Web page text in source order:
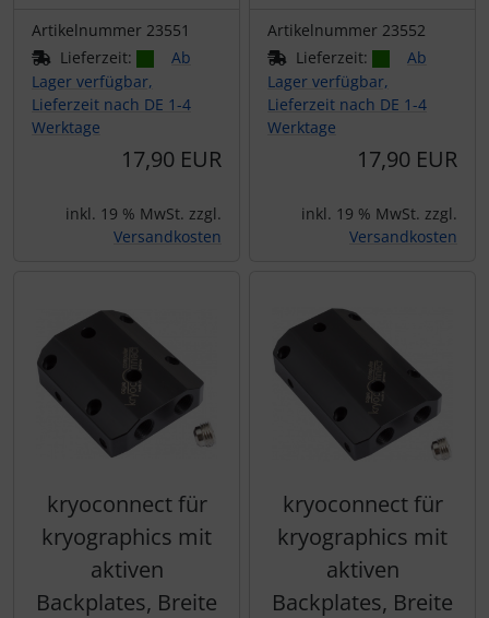
Artikelnummer 23551
Lieferzeit:
Ab
Lager verfügbar,
Lieferzeit nach DE 1-4
Werktage
17,90 EUR
inkl. 19 % MwSt. zzgl.
Versandkosten
Artikelnummer 23552
Lieferzeit:
Ab
Lager verfügbar,
Lieferzeit nach DE 1-4
Werktage
17,90 EUR
inkl. 19 % MwSt. zzgl.
Versandkosten
kryoconnect für
kryographics mit
aktiven
Backplates, Breite
kryoconnect für
kryographics mit
aktiven
Backplates, Breite